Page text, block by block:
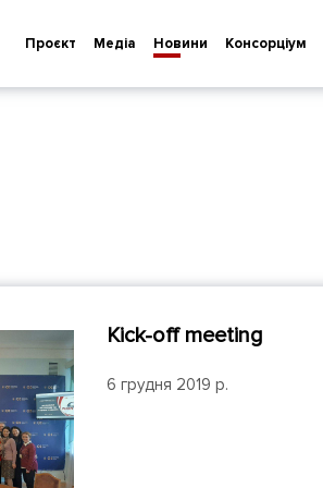
Проєкт Медіа Новини Консорціум
Kick-off meeting
6 грудня 2019 p.